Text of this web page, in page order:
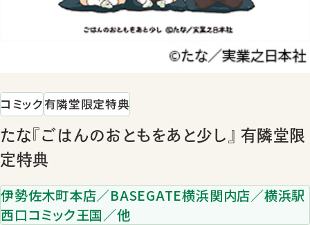
コミック有隣堂限定特典
たな『ごはんのおともをあと少し』 有隣堂限
定特典
伊勢佐木町本店／BASEGATE横浜関内店／横浜駅
西口コミック王国／他